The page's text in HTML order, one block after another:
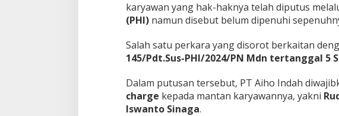
karyawan yang hak-haknya telah diputus
(PHI)namun disebut belum dipenuhi
Salah satu perkara yang disorot berkaitan
145/Pdt.Sus-PHI/2024/PN Mdn tertanggal 5
Dalam putusan tersebut, PT Aiho Indah
charge kepada mantan karyawannya, yakni
Iswanto Sinaga.